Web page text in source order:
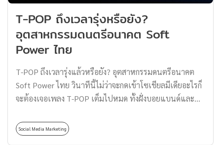
ความชื่นชอบเฉพาะบุคคลแต่ละราย แทนที่จะใช้กลยุทธ์หรือ
วิธีการที่เหมือนกันสำหรับลูกค้าทุกคน ทำให้สามารถสร้าง
การเชื่อมต่อและประสบการณ์ที่มีความหมายระหว่างแบรนด์
และลูกค้าได้มากขึ้น โดยใช้เทคโนโลยีหรือเครื่องมือเข้ามา
หมาย ซึ่งนอกจากจะเป็นกลยุทธ์ที่จับใจลูกค้าได้แล้ว ยัง
สามารถนำข้อมูลเหล่านี้มาใช้ต่อยอดในการพัฒนาต่อยอด
สินค้าหรือบริการ รวมถึงการนำเสนอคอนเทนต์และการทำ
ด้วย นอกจากที่กลยุทธ์ Personalized Marketing คือจิ๊กซอว์
ชิ้นสำคัญที่จะทำให้การตลาดสมบูรณ์และเข้าถึงใจของลูกค้า
T-POP ถึงเวลารุ่งหรือยัง?
อุตสาหกรรมดนตรีอนาคต Soft
Power ไทย
T-POP ถึงเวลารุ่งแล้วหรือยัง? อุตสาหกรรมดนตรีอนาคต
Soft Power ไทย วินาทีนี้ไม่ว่าจะกดเข้าโซเชียลมีเดียอะไรก็
จะต้องเจอเพลง T-POP เต็มไปหมด ทั้งฝั่งบอยแบนด์และ
Pretzelle, VIIS, JustmineNika, ATLAS, Proxie, BUS,
Perses และอีกมากมายเลยทีเดียว รวมไปถึงศิลปินเดี่ยวอีก
Social Media Marketing